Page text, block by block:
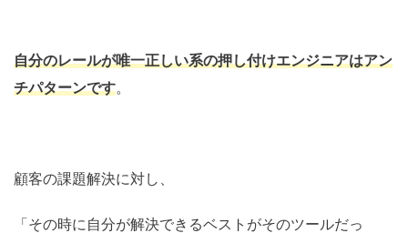
自分のレールが唯一正しい系の押し付けエンジニアはアン
チパターンです。
顧客の課題解決に対し、
「その時に自分が解決できるベストがそのツールだっ